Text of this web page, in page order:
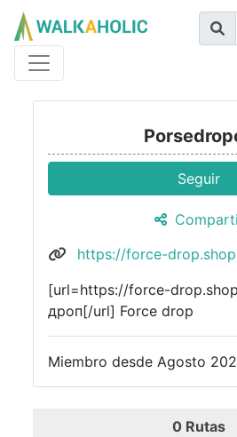
Seguir
https://force-drop.shop
[url=https://force-
дроп[/url] Force drop
Miembro desde Agosto
0 Rutas